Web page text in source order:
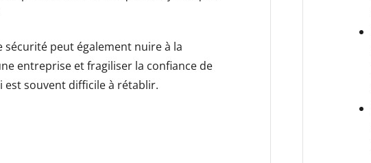
sécurité peut également nuire à la
entreprise et fragiliser la confiance de
est souvent difficile à rétablir.